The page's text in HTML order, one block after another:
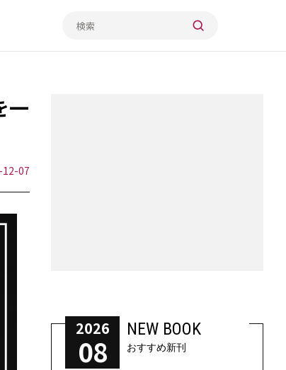
一
12-07
2026
08
NEW BOOK
おすすめ新刊